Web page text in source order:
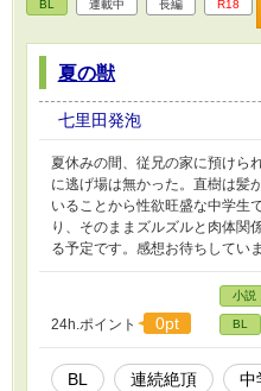
BL 連載中 長編 R18
夏の獣
七里田発泡
夏休みの間、従兄の家に預けら
に逃げ場は無かった。直樹は髪
いることから性欲旺盛な中学生
り、そのままズルズルと肉体関
る予定です。感想お待ちしていま
24h.ポイント 0pt
小説
BL
BL 連続絶頂 中